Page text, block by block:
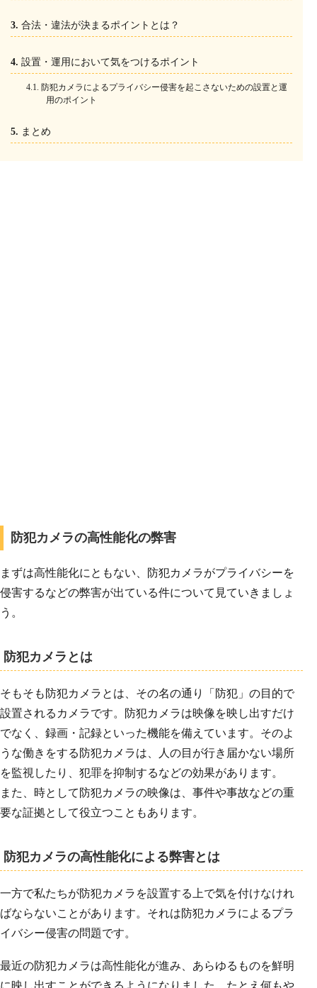
合法・違法が決まるポイントとは？
設置・運用において気をつけるポイント
防犯カメラによるプライバシー侵害を起こさないための設置と運
用のポイント
まとめ
防犯カメラの高性能化の弊害
まずは高性能化にともない、防犯カメラがプライバシーを
侵害するなどの弊害が出ている件について見ていきましょ
う。
防犯カメラとは
そもそも防犯カメラとは、その名の通り「防犯」の目的で
設置されるカメラです。防犯カメラは映像を映し出すだけ
でなく、録画・記録といった機能を備えています。そのよ
うな働きをする防犯カメラは、人の目が行き届かない場所
を監視したり、犯罪を抑制するなどの効果があります。
また、時として防犯カメラの映像は、事件や事故などの重
要な証拠として役立つこともあります。
防犯カメラの高性能化による弊害とは
一方で私たちが防犯カメラを設置する上で気を付けなけれ
ばならないことがあります。それは防犯カメラによるプラ
イバシー侵害の問題です。
最近の防犯カメラは高性能化が進み、あらゆるものを鮮明
に映し出すことができるようになりました。たとえ何もや